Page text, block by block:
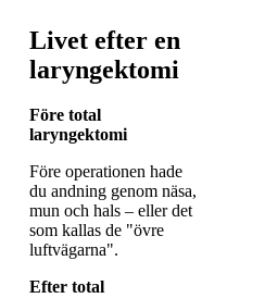
Livet efter en
laryngektomi
Före total
laryngektomi
Före operationen hade
du andning genom näsa,
mun och hals – eller det
som kallas de "övre
luftvägarna".
Efter total